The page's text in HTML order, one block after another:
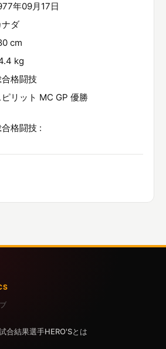
年09月17日
ナダ
cm
kg
格闘技
ピリット MC GP 優勝
格闘技 :
合結果選手HERO'Sとは